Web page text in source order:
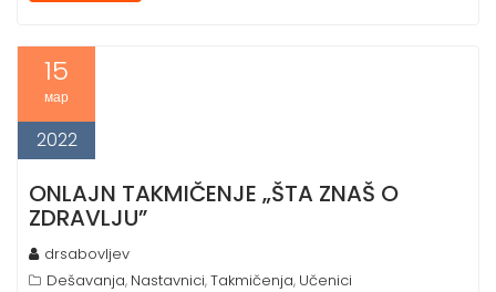
15
мар
2022
ONLAJN TAKMIČENJE „ŠTA ZNAŠ O
ZDRAVLJU”
drsabovljev
Dešavanja, Nastavnici,Takmičenja, Učenici